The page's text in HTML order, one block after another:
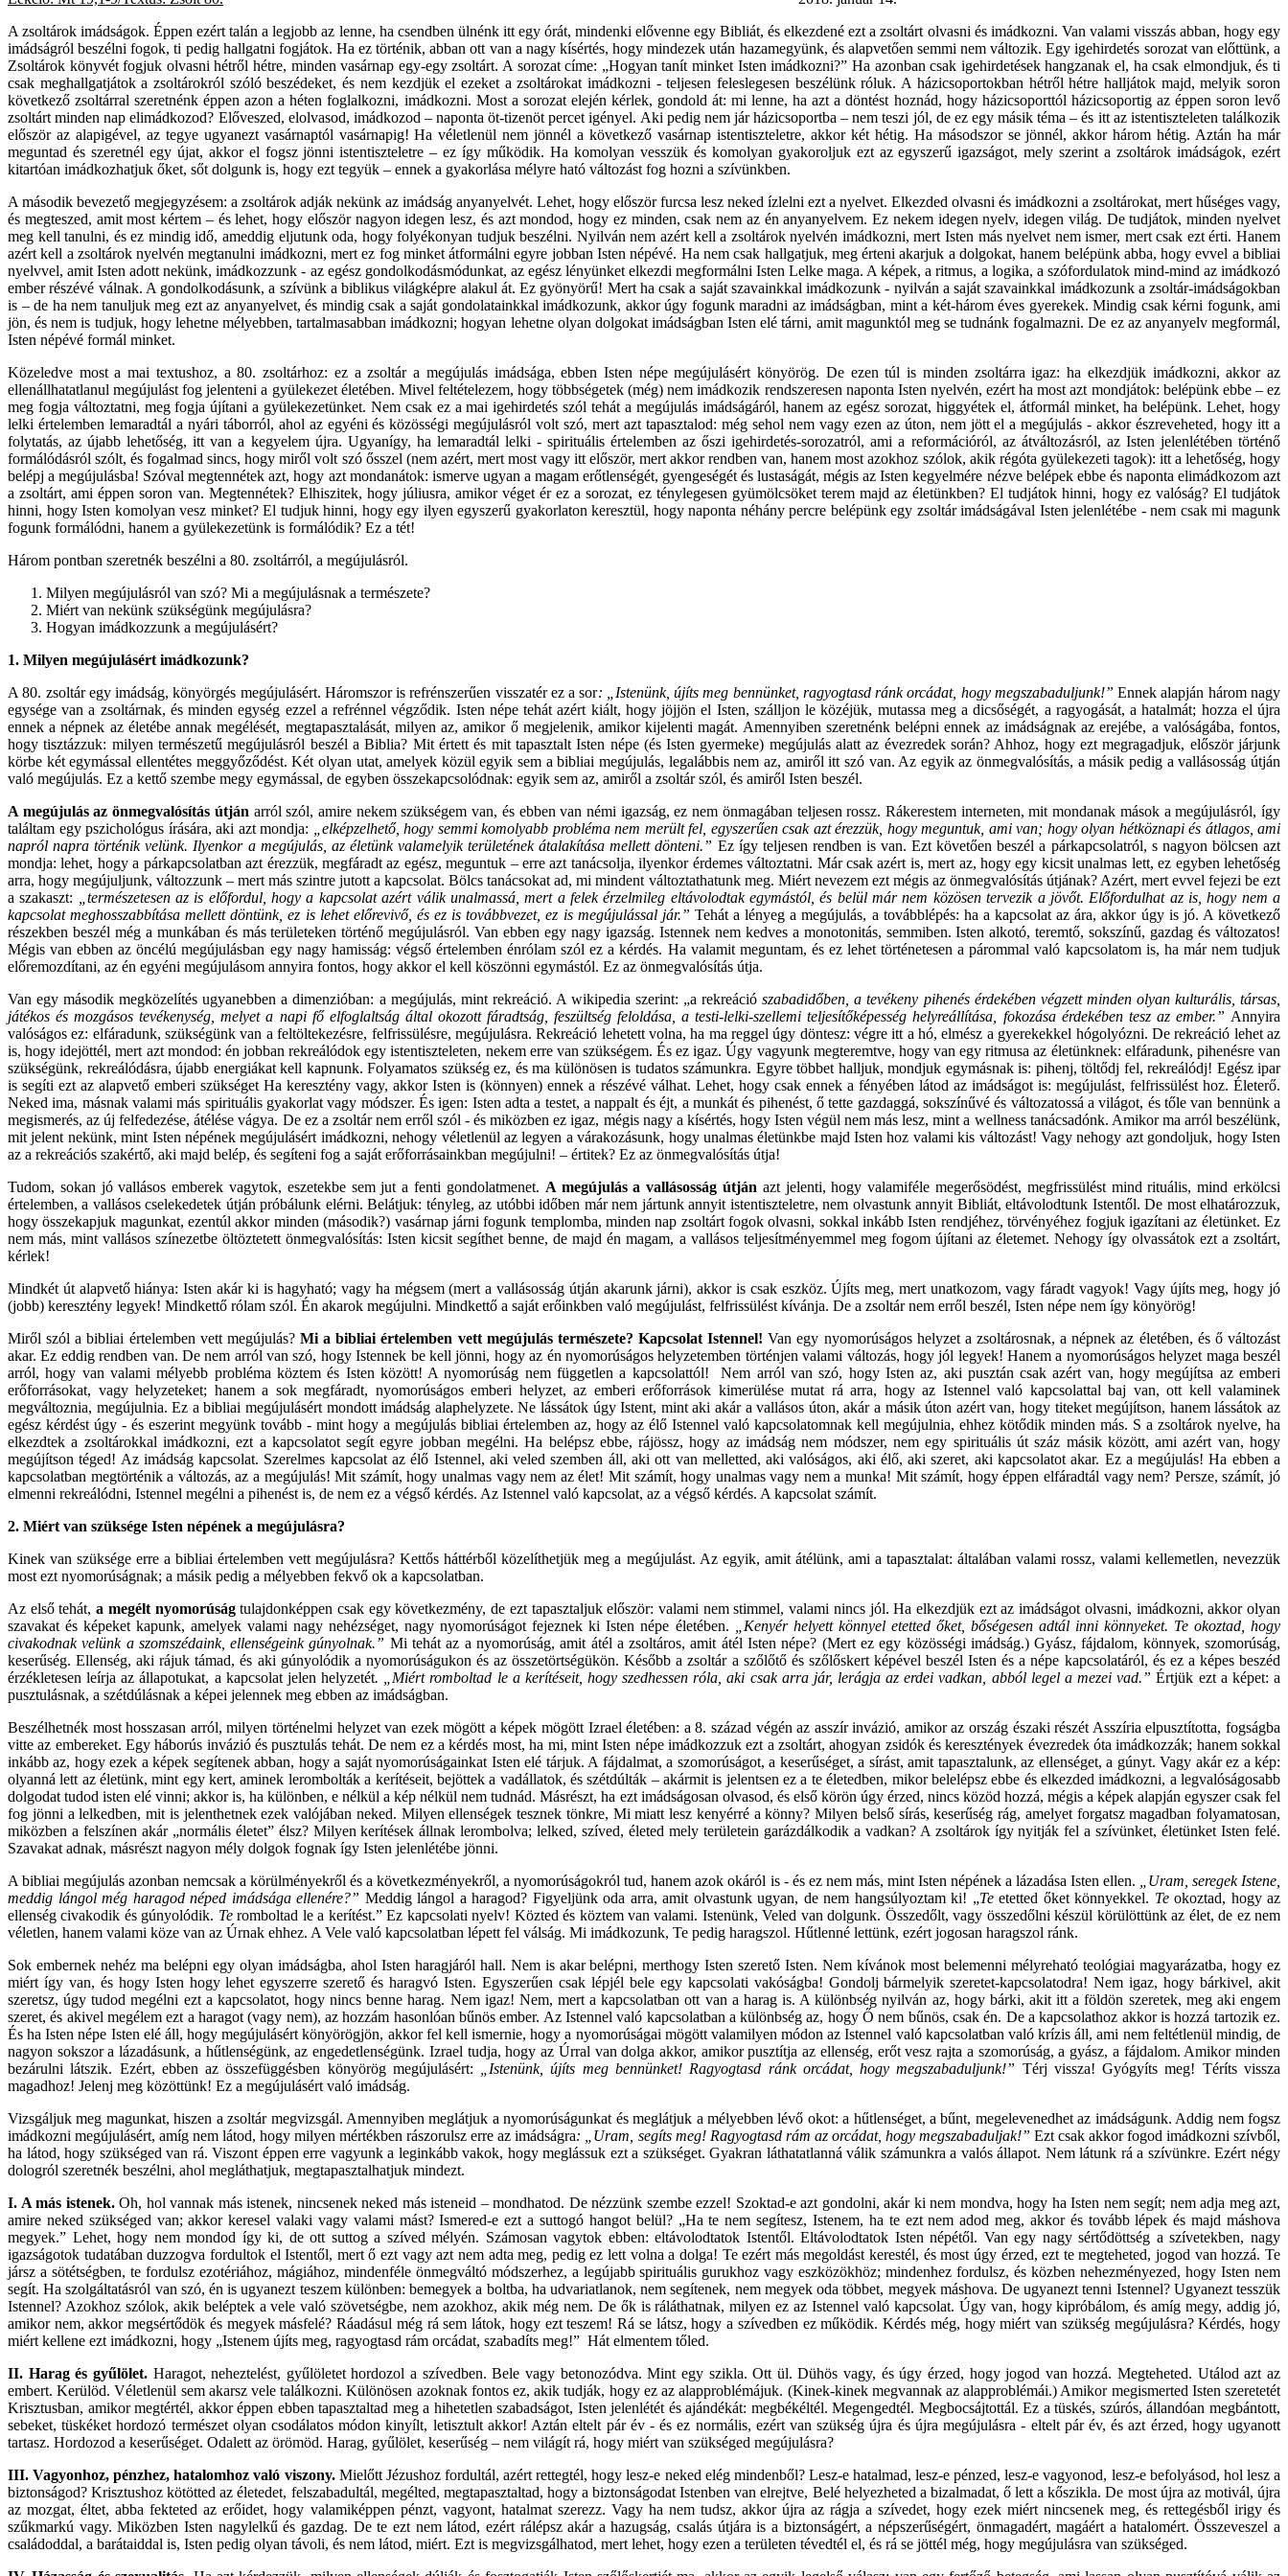
A zsoltárok imádságok. Éppen ezért talán a legjobb az lenne, ha csendben ülnénk itt egy órát, mindenki elővenne egy Bibliát, és elkezdené ezt a zsoltárt olvasni és imádkozni. Van valami visszás abban, hogy egy
imádságról beszélni fogok, ti pedig hallgatni fogjátok. Ha ez történik, abban ott van a nagy kísértés, hogy mindezek után hazamegyünk, és alapvetően semmi nem változik. Egy igehirdetés sorozat van előttünk, a
Zsoltárok könyvét fogjuk olvasni hétről hétre, minden vasárnap egy-egy zsoltárt. A sorozat címe: „Hogyan tanít minket Isten imádkozni?” Ha azonban csak igehirdetések hangzanak el, ha csak elmondjuk, és ti
csak meghallgatjátok a zsoltárokról szóló beszédeket, és nem kezdjük el ezeket a zsoltárokat imádkozni - teljesen feleslegesen beszélünk róluk. A házicsoportokban hétről hétre halljátok majd, melyik soron
következő zsoltárral szeretnénk éppen azon a héten foglalkozni, imádkozni. Most a sorozat elején kérlek, gondold át: mi lenne, ha azt a döntést hoznád, hogy házicsoporttól házicsoportig az éppen soron levő
zsoltárt minden nap elimádkozod? Előveszed, elolvasod, imádkozod – naponta öt-tizenöt percet igényel. Aki pedig nem jár házicsoportba – nem teszi jól, de ez egy másik téma – és itt az istentiszteleten találkozik
először az alapigével, az tegye ugyanezt vasárnaptól vasárnapig! Ha véletlenül nem jönnél a következő vasárnap istentiszteletre, akkor két hétig. Ha másodszor se jönnél, akkor három hétig. Aztán ha már
meguntad és szeretnél egy újat, akkor el fogsz jönni istentiszteletre – ez így működik. Ha komolyan vesszük és komolyan gyakoroljuk ezt az egyszerű igazságot, mely szerint a zsoltárok imádságok, ezért
kitartóan imádkozhatjuk őket, sőt dolgunk is, hogy ezt tegyük – ennek a gyakorlása mélyre ható változást fog hozni a szívünkben.
A második bevezető megjegyzésem: a zsoltárok adják nekünk az imádság anyanyelvét. Lehet, hogy először furcsa lesz neked ízlelni ezt a nyelvet. Elkezded olvasni és imádkozni a zsoltárokat, mert hűséges vagy,
és megteszed, amit most kértem – és lehet, hogy először nagyon idegen lesz, és azt mondod, hogy ez minden, csak nem az én anyanyelvem. Ez nekem idegen nyelv, idegen világ. De tudjátok, minden nyelvet
meg kell tanulni, és ez mindig idő, ameddig eljutunk oda, hogy folyékonyan tudjuk beszélni. Nyilván nem azért kell a zsoltárok nyelvén imádkozni, mert Isten más nyelvet nem ismer, mert csak ezt érti. Hanem
azért kell a zsoltárok nyelvén megtanulni imádkozni, mert ez fog minket átformálni egyre jobban Isten népévé. Ha nem csak hallgatjuk, meg érteni akarjuk a dolgokat, hanem belépünk abba, hogy evvel a bibliai
nyelvvel, amit Isten adott nekünk, imádkozzunk - az egész gondolkodásmódunkat, az egész lényünket elkezdi megformálni Isten Lelke maga. A képek, a ritmus, a logika, a szófordulatok mind-mind az imádkozó
ember részévé válnak. A gondolkodásunk, a szívünk a biblikus világképre alakul át. Ez gyönyörű! Mert ha csak a saját szavainkkal imádkozunk - nyilván a saját szavainkkal imádkozunk a zsoltár-imádságokban
is – de ha nem tanuljuk meg ezt az anyanyelvet, és mindig csak a saját gondolatainkkal imádkozunk, akkor úgy fogunk maradni az imádságban, mint a két-három éves gyerekek. Mindig csak kérni fogunk, ami
jön, és nem is tudjuk, hogy lehetne mélyebben, tartalmasabban imádkozni; hogyan lehetne olyan dolgokat imádságban Isten elé tárni, amit magunktól meg se tudnánk fogalmazni. De ez az anyanyelv megformál,
Isten népévé formál minket.
Közeledve most a mai textushoz, a 80. zsoltárhoz: ez a zsoltár a megújulás imádsága, ebben Isten népe megújulásért könyörög. De ezen túl is minden zsoltárra igaz: ha elkezdjük imádkozni, akkor az
ellenállhatatlanul megújulást fog jelenteni a gyülekezet életében. Mivel feltételezem, hogy többségetek (még) nem imádkozik rendszeresen naponta Isten nyelvén, ezért ha most azt mondjátok: belépünk ebbe – ez
meg fogja változtatni, meg fogja újítani a gyülekezetünket. Nem csak ez a mai igehirdetés szól tehát a megújulás imádságáról, hanem az egész sorozat, higgyétek el, átformál minket, ha belépünk. Lehet, hogy
lelki értelemben lemaradtál a nyári táborról, ahol az egyéni és közösségi megújulásról volt szó, mert azt tapasztalod: még sehol nem vagy ezen az úton, nem jött el a megújulás - akkor észreveheted, hogy itt a
folytatás, az újabb lehetőség, itt van a kegyelem újra. Ugyanígy, ha lemaradtál lelki - spirituális értelemben az őszi igehirdetés-sorozatról, ami a reformációról, az átváltozásról, az Isten jelenlétében történő
formálódásról szólt, és fogalmad sincs, hogy miről volt szó ősszel (nem azért, mert most vagy itt először, mert akkor rendben van, hanem most azokhoz szólok, akik régóta gyülekezeti tagok): itt a lehetőség, hogy
belépj a megújulásba! Szóval megtennétek azt, hogy azt mondanátok: ismerve ugyan a magam erőtlenségét, gyengeségét és lustaságát, mégis az Isten kegyelmére nézve belépek ebbe és naponta elimádkozom azt
a zsoltárt, ami éppen soron van. Megtennétek? Elhiszitek, hogy júliusra, amikor véget ér ez a sorozat, ez ténylegesen gyümölcsöket terem majd az életünkben? El tudjátok hinni, hogy ez valóság? El tudjátok
hinni, hogy Isten komolyan vesz minket? El tudjuk hinni, hogy egy ilyen egyszerű gyakorlaton keresztül, hogy naponta néhány percre belépünk egy zsoltár imádságával Isten jelenlétébe - nem csak mi magunk
fogunk formálódni, hanem a gyülekezetünk is formálódik? Ez a tét!
Három pontban szeretnék beszélni a 80. zsoltárról, a megújulásról.
Milyen megújulásról van szó? Mi a megújulásnak a természete?
Miért van nekünk szükségünk megújulásra?
Hogyan imádkozzunk a megújulásért?
1. Milyen megújulásért imádkozunk?
A 80. zsoltár egy imádság, könyörgés megújulásért. Háromszor is refrénszerűen visszatér ez a sor: „Istenünk, újíts meg bennünket, ragyogtasd ránk orcádat, hogy megszabaduljunk!” Ennek alapján három nagy
egysége van a zsoltárnak, és minden egység ezzel a refrénnel végződik. Isten népe tehát azért kiált, hogy jöjjön el Isten, szálljon le közéjük, mutassa meg a dicsőségét, a ragyogását, a hatalmát; hozza el újra
ennek a népnek az életébe annak megélését, megtapasztalását, milyen az, amikor ő megjelenik, amikor kijelenti magát. Amennyiben szeretnénk belépni ennek az imádságnak az erejébe, a valóságába, fontos,
hogy tisztázzuk: milyen természetű megújulásról beszél a Biblia? Mit értett és mit tapasztalt Isten népe (és Isten gyermeke) megújulás alatt az évezredek során? Ahhoz, hogy ezt megragadjuk, először járjunk
körbe két egymással ellentétes meggyőződést. Két olyan utat, amelyek közül egyik sem a bibliai megújulás, legalábbis nem az, amiről itt szó van. Az egyik az önmegvalósítás, a másik pedig a vallásosság útján
való megújulás. Ez a kettő szembe megy egymással, de egyben összekapcsolódnak: egyik sem az, amiről a zsoltár szól, és amiről Isten beszél.
A megújulás az önmegvalósítás útján arról szól, amire nekem szükségem van, és ebben van némi igazság, ez nem önmagában teljesen rossz. Rákerestem interneten, mit mondanak mások a megújulásról, így
találtam egy pszichológus írására, aki azt mondja:
„elképzelhető, hogy semmi komolyabb probléma nem merült fel, egyszerűen csak azt érezzük, hogy meguntuk, ami van; hogy olyan hétköznapi és átlagos, ami
napról napra történik velünk. Ilyenkor a megújulás, az életünk valamelyik területének átalakítása mellett dönteni.” Ez így teljesen rendben is van. Ezt követően beszél a párkapcsolatról, s nagyon bölcsen azt
mondja: lehet, hogy a párkapcsolatban azt érezzük, megfáradt az egész, meguntuk – erre azt tanácsolja, ilyenkor érdemes változtatni. Már csak azért is, mert az, hogy egy kicsit unalmas lett, ez egyben lehetőség
arra, hogy megújuljunk, változzunk – mert más szintre jutott a kapcsolat. Bölcs tanácsokat ad, mi mindent változtathatunk meg. Miért nevezem ezt mégis az önmegvalósítás útjának? Azért, mert evvel fejezi be ezt
a szakaszt:
„természetesen az is előfordul, hogy a kapcsolat azért válik unalmassá, mert a felek érzelmileg eltávolodtak egymástól, és belül már nem közösen tervezik a jövőt. Előfordulhat az is, hogy nem a
kapcsolat meghosszabbítása mellett döntünk, ez is lehet előrevivő, és ez is továbbvezet, ez is megújulással jár.” Tehát a lényeg a megújulás, a továbblépés: ha a kapcsolat az ára, akkor úgy is jó. A következő
részekben beszél még a munkában és más területeken történő megújulásról. Van ebben egy nagy igazság. Istennek nem kedves a monotonitás, semmiben. Isten alkotó, teremtő, sokszínű, gazdag és változatos!
Mégis van ebben az öncélú megújulásban egy nagy hamisság: végső értelemben énrólam szól ez a kérdés. Ha valamit meguntam, és ez lehet történetesen a párommal való kapcsolatom is, ha már nem tudjuk
előremozdítani, az én egyéni megújulásom annyira fontos, hogy akkor el kell köszönni egymástól. Ez az önmegvalósítás útja.
Van egy második megközelítés ugyanebben a dimenzióban: a megújulás, mint rekreáció. A wikipedia szerint: „a rekreációszabadidőben, a tevékeny pihenés érdekében végzett minden olyan kulturális, társas,
játékos és mozgásos tevékenység, melyet a napi fő elfoglaltság által okozott fáradtság, feszültség feloldása, a testi-lelki-szellemi teljesítőképesség helyreállítása, fokozása érdekében tesz az ember.” Annyira
valóságos ez: elfáradunk, szükségünk van a feltöltekezésre, felfrissülésre, megújulásra. Rekreáció lehetett volna, ha ma reggel úgy döntesz: végre itt a hó, elmész a gyerekekkel hógolyózni. De rekreáció lehet az
is, hogy idejöttél, mert azt mondod: én jobban rekreálódok egy istentiszteleten, nekem erre van szükségem. És ez igaz. Úgy vagyunk megteremtve, hogy van egy ritmusa az életünknek: elfáradunk, pihenésre van
szükségünk, rekreálódásra, újabb energiákat kell kapnunk. Folyamatos szükség ez, és ma különösen is tudatos számunkra. Egyre többet halljuk, mondjuk egymásnak is: pihenj, töltődj fel, rekreálódj! Egész ipar
is segíti ezt az alapvető emberi szükséget Ha keresztény vagy, akkor Isten is (könnyen) ennek a részévé válhat. Lehet, hogy csak ennek a fényében látod az imádságot is: megújulást, felfrissülést hoz. Életerő.
Neked ima, másnak valami más spirituális gyakorlat vagy módszer. És igen: Isten adta a testet, a nappalt és éjt, a munkát és pihenést, ő tette gazdaggá, sokszínűvé és változatossá a világot, és tőle van bennünk a
megismerés, az új felfedezése, átélése vágya. De ez a zsoltár nem erről szól - és miközben ez igaz, mégis nagy a kísértés, hogy Isten végül nem más lesz, mint a wellness tanácsadónk. Amikor ma arról beszélünk,
mit jelent nekünk, mint Isten népének megújulásért imádkozni, nehogy véletlenül az legyen a várakozásunk, hogy unalmas életünkbe majd Isten hoz valami kis változást! Vagy nehogy azt gondoljuk, hogy Isten
az a rekreációs szakértő, aki majd belép, és segíteni fog a saját erőforrásainkban megújulni! – értitek? Ez az önmegvalósítás útja!
Tudom, sokan jó vallásos emberek vagytok, eszetekbe sem jut a fenti gondolatmenet. A megújulás a vallásosság útján azt jelenti, hogy valamiféle megerősödést, megfrissülést mind rituális, mind erkölcsi
értelemben, a vallásos cselekedetek útján próbálunk elérni. Belátjuk: tényleg, az utóbbi időben már nem jártunk annyit istentiszteletre, nem olvastunk annyit Bibliát, eltávolodtunk Istentől. De most elhatározzuk,
hogy összekapjuk magunkat, ezentúl akkor minden (második?) vasárnap járni fogunk templomba, minden nap zsoltárt fogok olvasni, sokkal inkább Isten rendjéhez, törvényéhez fogjuk igazítani az életünket. Ez
nem más, mint vallásos színezetbe öltöztetett önmegvalósítás: Isten kicsit segíthet benne, de majd én magam, a vallásos teljesítményemmel meg fogom újítani az életemet. Nehogy így olvassátok ezt a zsoltárt,
kérlek!
Mindkét út alapvető hiánya: Isten akár ki is hagyható; vagy ha mégsem (mert a vallásosság útján akarunk járni), akkor is csak eszköz. Újíts meg, mert unatkozom, vagy fáradt vagyok! Vagy újíts meg, hogy jó
(jobb) keresztény legyek! Mindkettő rólam szól. Én akarok megújulni. Mindkettő a saját erőinkben való megújulást, felfrissülést kívánja. De a zsoltár nem erről beszél, Isten népe nem így könyörög!
Miről szól a bibliai értelemben vett megújulás? Mi a bibliai értelemben vett megújulás természete? Kapcsolat Istennel!Van egy nyomorúságos helyzet a zsoltárosnak, a népnek az életében, és ő változást
akar. Ez eddig rendben van. De nem arról van szó, hogy Istennek be kell jönni, hogy az én nyomorúságos helyzetemben történjen valami változás, hogy jól legyek! Hanem a nyomorúságos helyzet maga beszél
arról, hogy van valami mélyebb probléma köztem és Isten között! A nyomorúság nem független a kapcsolattól! Nem arról van szó, hogy Isten az, aki pusztán csak azért van, hogy megújítsa az emberi
erőforrásokat, vagy helyzeteket; hanem a sok megfáradt, nyomorúságos emberi helyzet, az emberi erőforrások kimerülése mutat rá arra, hogy az Istennel való kapcsolattal baj van, ott kell valaminek
megváltoznia, megújulnia. Ez a bibliai megújulásért mondott imádság alaphelyzete. Ne lássátok úgy Istent, mint aki akár a vallásos úton, akár a másik úton azért van, hogy titeket megújítson, hanem lássátok az
egész kérdést úgy - és eszerint megyünk tovább - mint hogy a megújulás bibliai értelemben az, hogy az élő Istennel való kapcsolatomnak kell megújulnia, ehhez kötődik minden más. S a zsoltárok nyelve, ha
elkezdtek a zsoltárokkal imádkozni, ezt a kapcsolatot segít egyre jobban megélni. Ha belépsz ebbe, rájössz, hogy az imádság nem módszer, nem egy spirituális út száz másik között, ami azért van, hogy
megújítson téged! Az imádság kapcsolat. Szerelmes kapcsolat az élő Istennel, aki veled szemben áll, aki ott van melletted, aki valóságos, aki élő, aki szeret, aki kapcsolatot akar. Ez a megújulás! Ha ebben a
kapcsolatban megtörténik a változás, az a megújulás! Mit számít, hogy unalmas vagy nem az élet! Mit számít, hogy unalmas vagy nem a munka! Mit számít, hogy éppen elfáradtál vagy nem? Persze, számít, jó
elmenni rekreálódni, Istennel megélni a pihenést is, de nem ez a végső kérdés. Az Istennel való kapcsolat, az a végső kérdés. A kapcsolat számít.
2. Miért van szüksége Isten népének a megújulásra?
Kinek van szüksége erre a bibliai értelemben vett megújulásra? Kettős háttérből közelíthetjük meg a megújulást. Az egyik, amit átélünk, ami a tapasztalat: általában valami rossz, valami kellemetlen, nevezzük
most ezt nyomorúságnak; a másik pedig a mélyebben fekvő ok a kapcsolatban.
Az első tehát,a megélt nyomorúságtulajdonképpen csak egy következmény, de ezt tapasztaljuk először: valami nem stimmel, valami nincs jól. Ha elkezdjük ezt az imádságot olvasni, imádkozni, akkor olyan
szavakat és képeket kapunk, amelyek valami nagy nehézséget, nagy nyomorúságot fejeznek ki Isten népe életében.
„Kenyér helyett könnyel etetted őket, bőségesen adtál inni könnyeket. Te okoztad, hogy
civakodnak velünk a szomszédaink, ellenségeink gúnyolnak.” Mi tehát az a nyomorúság, amit átél a zsoltáros, amit átél Isten népe? (Mert ez egy közösségi imádság.) Gyász, fájdalom, könnyek, szomorúság,
keserűség. Ellenség, aki rájuk támad, és aki gúnyolódik a nyomorúságukon és az összetörtségükön. Később a zsoltár a szőlőtő és szőlőskert képével beszél Isten és a népe kapcsolatáról, és ez a képes beszéd
érzékletesen leírja az állapotukat, a kapcsolat jelen helyzetét. „Miért romboltad le a kerítéseit, hogy szedhessen róla, aki csak arra jár, lerágja az erdei vadkan, abból legel a mezei vad.” Értjük ezt a képet: a
pusztulásnak, a szétdúlásnak a képei jelennek meg ebben az imádságban.
Beszélhetnék most hosszasan arról, milyen történelmi helyzet van ezek mögött a képek mögött Izrael életében: a 8. század végén az asszír invázió, amikor az ország északi részét Asszíria elpusztította, fogságba
vitte az embereket. Egy háborús invázió és pusztulás tehát. De nem ez a kérdés most, ha mi, mint Isten népe imádkozzuk ezt a zsoltárt, ahogyan zsidók és keresztények évezredek óta imádkozzák; hanem sokkal
inkább az, hogy ezek a képek segítenek abban, hogy a saját nyomorúságainkat Isten elé tárjuk. A fájdalmat, a szomorúságot, a keserűséget, a sírást, amit tapasztalunk, az ellenséget, a gúnyt. Vagy akár ez a kép:
olyanná lett az életünk, mint egy kert, aminek lerombolták a kerítéseit, bejöttek a vadállatok, és szétdúlták – akármit is jelentsen ez a te életedben, mikor belelépsz ebbe és elkezded imádkozni, a legvalóságosabb
dolgodat tudod isten elé vinni; akkor is, ha különben, e nélkül a kép nélkül nem tudnád. Másrészt, ha ezt imádságosan olvasod, és első körön úgy érzed, nincs közöd hozzá, mégis a képek alapján egyszer csak fel
fog jönni a lelkedben, mit is jelenthetnek ezek valójában neked. Milyen ellenségek tesznek tönkre, Mi miatt lesz kenyérré a könny? Milyen belső sírás, keserűség rág, amelyet forgatsz magadban folyamatosan,
miközben a felszínen akár „normális életet” élsz? Milyen kerítések állnak lerombolva; lelked, szíved, életed mely területein garázdálkodik a vadkan? A zsoltárok így nyitják fel a szívünket, életünket Isten felé.
Szavakat adnak, másrészt nagyon mély dolgok fognak így Isten jelenlétébe jönni.
A bibliai megújulás azonban nemcsak a körülményekről és a következményekről, a nyomorúságokról tud, hanem azok okáról is - és ez nem más, mint Isten népének a lázadása Isten ellen.
„Uram, seregek Istene,
meddig lángol még haragod néped imádsága ellenére?” Meddig lángol a haragod? Figyeljünk oda arra, amit olvastunk ugyan, de nem hangsúlyoztam ki! „Teetetted őket könnyekkel. Te okoztad, hogy az
ellenség civakodik és gúnyolódik. Teromboltad le a kerítést.” Ez kapcsolati nyelv! Közted és köztem van valami. Istenünk, Veled van dolgunk. Összedőlt, vagy összedőlni készül körülöttünk az élet, de ez nem
véletlen, hanem valami köze van az Úrnak ehhez. A Vele való kapcsolatban lépett fel válság. Mi imádkozunk, Te pedig haragszol. Hűtlenné lettünk, ezért jogosan haragszol ránk.
Sok embernek nehéz ma belépni egy olyan imádságba, ahol Isten haragjáról hall. Nem is akar belépni, merthogy Isten szerető Isten. Nem kívánok most belemenni mélyreható teológiai magyarázatba, hogy ez
miért így van, és hogy Isten hogy lehet egyszerre szerető és haragvó Isten. Egyszerűen csak lépjél bele egy kapcsolati vakóságba! Gondolj bármelyik szeretet-kapcsolatodra! Nem igaz, hogy bárkivel, akit
szeretsz, úgy tudod megélni ezt a kapcsolatot, hogy nincs benne harag. Nem igaz! Nem, mert a kapcsolatban ott van a harag is. A különbség nyilván az, hogy bárki, akit itt a földön szeretek, meg aki engem
szeret, és akivel megélem ezt a haragot (vagy nem), az hozzám hasonlóan bűnös ember. Az Istennel való kapcsolatban a különbség az, hogy Ő nem bűnös, csak én. De a kapcsolathoz akkor is hozzá tartozik ez.
És ha Isten népe Isten elé áll, hogy megújulásért könyörögjön, akkor fel kell ismernie, hogy a nyomorúságai mögött valamilyen módon az Istennel való kapcsolatban való krízis áll, ami nem feltétlenül mindig, de
nagyon sokszor a lázadásunk, a hűtlenségünk, az engedetlenségünk. Izrael tudja, hogy az Úrral van dolga akkor, amikor pusztítja az ellenség, erőt vesz rajta a szomorúság, a gyász, a fájdalom. Amikor minden
bezárulni látszik. Ezért, ebben az összefüggésben könyörög megújulásért:
„Istenünk, újíts meg bennünket! Ragyogtasd ránk orcádat, hogy megszabaduljunk!” Térj vissza! Gyógyíts meg! Téríts vissza
magadhoz! Jelenj meg közöttünk! Ez a megújulásért való imádság.
Vizsgáljuk meg magunkat, hiszen a zsoltár megvizsgál. Amennyiben meglátjuk a nyomorúságunkat és meglátjuk a mélyebben lévő okot: a hűtlenséget, a bűnt, megelevenedhet az imádságunk. Addig nem fogsz
imádkozni megújulásért, amíg nem látod, hogy milyen mértékben rászorulsz erre az imádságra: „Uram, segíts meg! Ragyogtasd rám az orcádat, hogy megszabaduljak!” Ezt csak akkor fogod imádkozni szívből,
ha látod, hogy szükséged van rá. Viszont éppen erre vagyunk a leginkább vakok, hogy meglássuk ezt a szükséget. Gyakran láthatatlanná válik számunkra a valós állapot. Nem látunk rá a szívünkre. Ezért négy
dologról szeretnék beszélni, ahol megláthatjuk, megtapasztalhatjuk mindezt.
I. A más istenek.Oh, hol vannak más istenek, nincsenek neked más isteneid – mondhatod. De nézzünk szembe ezzel! Szoktad-e azt gondolni, akár ki nem mondva, hogy ha Isten nem segít; nem adja meg azt,
amire neked szükséged van; akkor keresel valaki vagy valami mást? Ismered-e ezt a suttogó hangot belül? „Ha te nem segítesz, Istenem, ha te ezt nem adod meg, akkor és tovább lépek és majd máshova
megyek.” Lehet, hogy nem mondod így ki, de ott suttog a szíved mélyén. Számosan vagytok ebben: eltávolodtatok Istentől. Eltávolodtatok Isten népétől. Van egy nagy sértődöttség a szívetekben, nagy
igazságotok tudatában duzzogva fordultok el Istentől, mert ő ezt vagy azt nem adta meg, pedig ez lett volna a dolga! Te ezért más megoldást kerestél, és most úgy érzed, ezt te megteheted, jogod van hozzá. Te
jársz a sötétségben, te fordulsz ezotériához, mágiához, mindenféle önmegváltó módszerhez, a legújabb spirituális gurukhoz vagy eszközökhöz; mindenhez fordulsz, és közben nehezményezed, hogy Isten nem
segít. Ha szolgáltatásról van szó, én is ugyanezt teszem különben: bemegyek a boltba, ha udvariatlanok, nem segítenek, nem megyek oda többet, megyek máshova. De ugyanezt tenni Istennel? Ugyanezt tesszük
Istennel? Azokhoz szólok, akik beléptek a vele való szövetségbe, nem azokhoz, akik még nem. De ők is ráláthatnak, milyen ez az Istennel való kapcsolat. Úgy van, hogy kipróbálom, és amíg megy, addig jó,
amikor nem, akkor megsértődök és megyek másfelé? Ráadásul még rá sem látok, hogy ezt teszem! Rá se látsz, hogy a szívedben ez működik. Kérdés még, hogy miért van szükség megújulásra? Kérdés, hogy
miért kellene ezt imádkozni, hogy „Istenem újíts meg, ragyogtasd rám orcádat, szabadíts meg!” Hát elmentem tőled.
II. Harag és gyűlölet.Haragot, neheztelést, gyűlöletet hordozol a szívedben. Bele vagy betonozódva. Mint egy szikla. Ott ül. Dühös vagy, és úgy érzed, hogy jogod van hozzá. Megteheted. Utálod azt az
embert. Kerülöd. Véletlenül sem akarsz vele találkozni. Különösen azoknak fontos ez, akik tudják, hogy ez az alapproblémájuk. (Kinek-kinek megvannak az alapproblémái.) Amikor megismerted Isten szeretetét
Krisztusban, amikor megtértél, akkor éppen ebben tapasztaltad meg a hihetetlen szabadságot, Isten jelenlétét és ajándékát: megbékéltél. Megengedtél. Megbocsájtottál. Ez a tüskés, szúrós, állandóan megbántott,
sebeket, tüskéket hordozó természet olyan csodálatos módon kinyílt, letisztult akkor! Aztán eltelt pár év - és ez normális, ezért van szükség újra és újra megújulásra - eltelt pár év, és azt érzed, hogy ugyanott
tartasz. Hordozod a keserűséget. Odalett az örömöd. Harag, gyűlölet, keserűség – nem világít rá, hogy miért van szükséged megújulásra?
III. Vagyonhoz, pénzhez, hatalomhoz való viszony.Mielőtt Jézushoz fordultál, azért rettegtél, hogy lesz-e neked elég mindenből? Lesz-e hatalmad, lesz-e pénzed, lesz-e vagyonod, lesz-e befolyásod, hol lesz a
biztonságod? Krisztushoz kötötted az életedet, felszabadultál, megélted, megtapasztaltad, hogy a biztonságodat Istenben van elrejtve, Belé helyezheted a bizalmadat, ő lett a kőszikla. De most újra az motivál, újra
az mozgat, éltet, abba fekteted az erőidet, hogy valamiképpen pénzt, vagyont, hatalmat szerezz. Vagy ha nem tudsz, akkor újra az rágja a szívedet, hogy ezek miért nincsenek meg, és rettegésből irigy és
szűkmarkú vagy. Miközben Isten nagylelkű és gazdag. De te ezt nem látod, ezért rálépsz akár a hazugság, csalás útjára is a biztonságért, a népszerűségért, önmagadért, magáért a hatalomért. Összeveszel a
családoddal, a barátaiddal is, Isten pedig olyan távoli, és nem látod, miért. Ezt is megvizsgálhatod, mert lehet, hogy ezen a területen tévedtél el, és rá se jöttél még, hogy megújulásra van szükséged.